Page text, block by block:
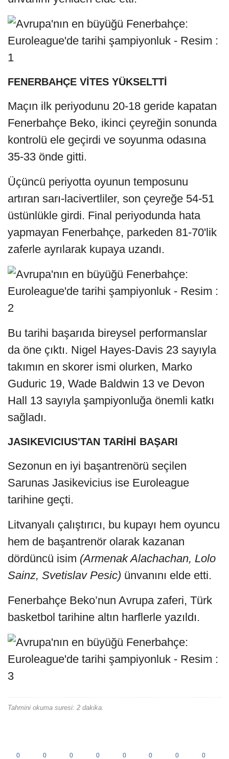
FENERBAHÇE VİTES YÜKSELTTİ
Maçın ilk periyodunu 20-18 geride kapatan
Fenerbahçe Beko, ikinci çeyreğin sonunda
kontrolü ele geçirdi ve soyunma odasına
35-33 önde gitti.
Üçüncü periyotta oyunun temposunu
artıran sarı-lacivertliler, son çeyreğe 54-51
üstünlükle girdi. Final periyodunda hata
yapmayan Fenerbahçe, parkeden 81-70'lik
zaferle ayrılarak kupaya uzandı.
Bu tarihi başarıda bireysel performanslar
da öne çıktı. Nigel Hayes-Davis 23 sayıyla
takımın en skorer ismi olurken, Marko
Guduric 19, Wade Baldwin 13 ve Devon
Hall 13 sayıyla şampiyonluğa önemli katkı
sağladı.
JASIKEVICIUS'TAN TARİHİ BAŞARI
Sezonun en iyi başantrenörü seçilen
Sarunas Jasikevicius ise Euroleague
tarihine geçti.
Litvanyalı çalıştırıcı, bu kupayı hem oyuncu
hem de başantrenör olarak kazanan
dördüncü isim (Armenak Alachachan, Lolo
Sainz, Svetislav Pesic) ünvanını elde etti.
Fenerbahçe Beko’nun Avrupa zaferi, Türk
basketbol tarihine altın harflerle yazıldı.
Tahmini okuma suresi: 2 dakika.